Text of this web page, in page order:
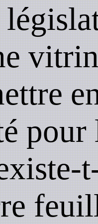
pour